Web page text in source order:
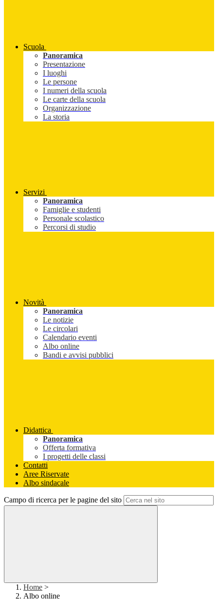
Scuola
Panoramica
Presentazione
I luoghi
Le persone
I numeri della scuola
Le carte della scuola
Organizzazione
La storia
Servizi
Panoramica
Famiglie e studenti
Personale scolastico
Percorsi di studio
Novità
Panoramica
Le notizie
Le circolari
Calendario eventi
Albo online
Bandi e avvisi pubblici
Didattica
Panoramica
Offerta formativa
I progetti delle classi
Contatti
Aree Riservate
Albo sindacale
Campo di ricerca per le pagine del sito
Home >
Albo online